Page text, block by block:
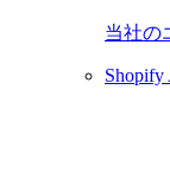
当社の
Shopify